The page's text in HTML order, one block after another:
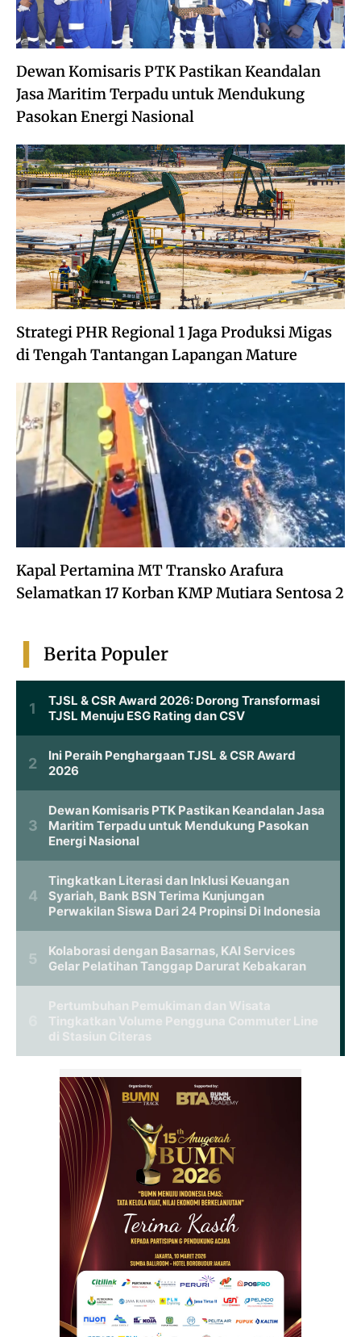
Dewan Komisaris PTK Pastikan Keandalan
Jasa Maritim Terpadu untuk Mendukung
Pasokan Energi Nasional
Strategi PHR Regional 1 Jaga Produksi Migas
di Tengah Tantangan Lapangan Mature
Kapal Pertamina MT Transko Arafura
Selamatkan 17 Korban KMP Mutiara Sentosa 2
Berita Populer